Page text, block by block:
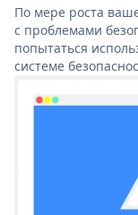
По мере роста
с проблемами
попытаться
системе